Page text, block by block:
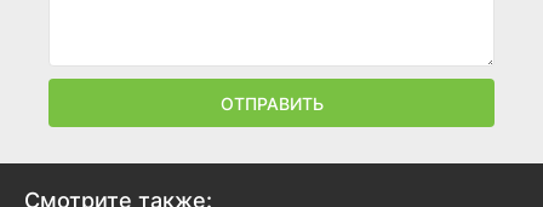
ОТПРАВИТЬ
Смотрите также: